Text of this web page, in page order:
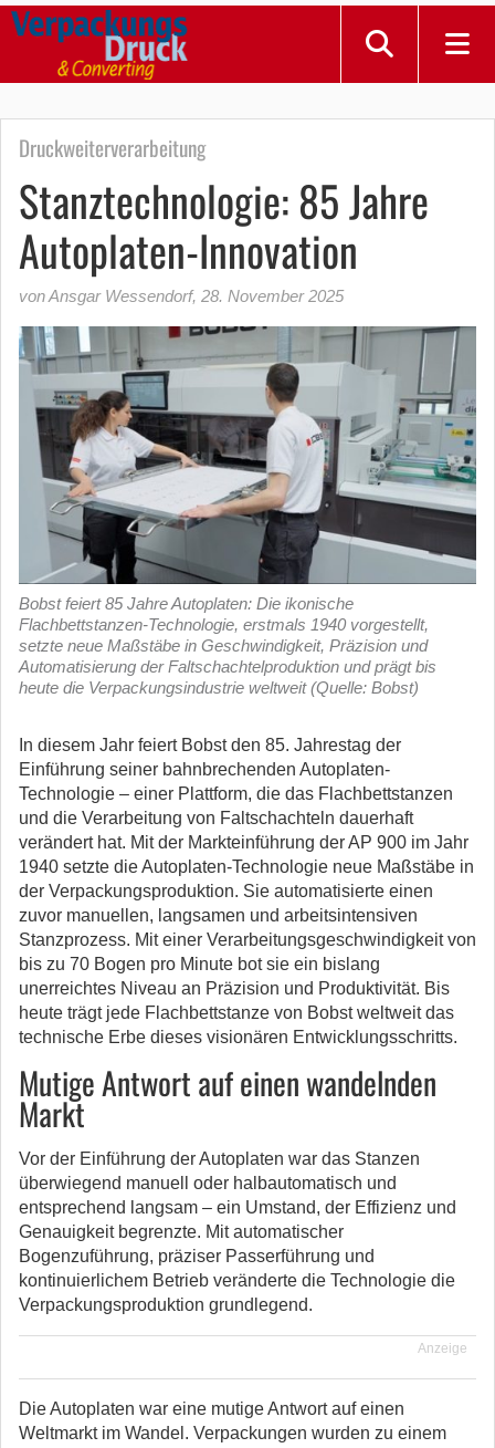
Druckweiterverarbeitung
Stanztechnologie: 85 Jahre
Autoplaten-Innovation
von Ansgar Wessendorf, 28. November 2025
Bobst feiert 85 Jahre Autoplaten: Die ikonische
Flachbettstanzen-Technologie, erstmals 1940 vorgestellt,
setzte neue Maßstäbe in Geschwindigkeit, Präzision und
Automatisierung der Faltschachtelproduktion und prägt bis
heute die Verpackungsindustrie weltweit (Quelle: Bobst)
In diesem Jahr feiert Bobst den 85. Jahrestag der
Einführung seiner bahnbrechenden Autoplaten-
Technologie – einer Plattform, die das Flachbettstanzen
und die Verarbeitung von Faltschachteln dauerhaft
verändert hat. Mit der Markteinführung der AP 900 im Jahr
1940 setzte die Autoplaten-Technologie neue Maßstäbe in
der Verpackungsproduktion. Sie automatisierte einen
zuvor manuellen, langsamen und arbeitsintensiven
Stanzprozess. Mit einer Verarbeitungsgeschwindigkeit von
bis zu 70 Bogen pro Minute bot sie ein bislang
unerreichtes Niveau an Präzision und Produktivität. Bis
heute trägt jede Flachbettstanze von Bobst weltweit das
technische Erbe dieses visionären Entwicklungsschritts.
Mutige Antwort auf einen wandelnden
Markt
Vor der Einführung der Autoplaten war das Stanzen
überwiegend manuell oder halbautomatisch und
entsprechend langsam – ein Umstand, der Effizienz und
Genauigkeit begrenzte. Mit automatischer
Bogenzuführung, präziser Passerführung und
kontinuierlichem Betrieb veränderte die Technologie die
Verpackungsproduktion grundlegend.
Anzeige
Die Autoplaten war eine mutige Antwort auf einen
Weltmarkt im Wandel. Verpackungen wurden zu einem